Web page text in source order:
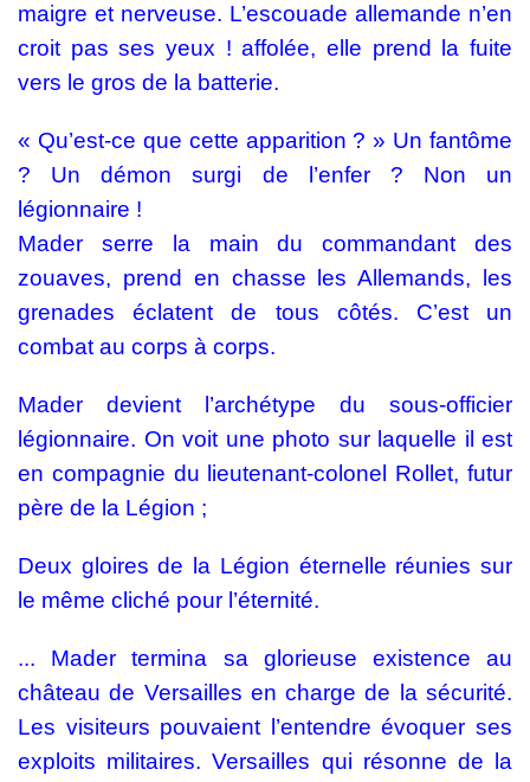
maigre et nerveuse. L’escouade allemande n’en
croit pas ses yeux ! affolée, elle prend la fuite
vers le gros de la batterie.
« Qu’est-ce que cette apparition ? » Un fantôme
? Un démon surgi de l’enfer ? Non un
légionnaire !
Mader serre la main du commandant des
zouaves, prend en chasse les Allemands, les
grenades éclatent de tous côtés. C’est un
combat au corps à corps.
Mader devient l’archétype du sous-officier
légionnaire. On voit une photo sur laquelle il est
en compagnie du lieutenant-colonel Rollet, futur
père de la Légion ;
Deux gloires de la Légion éternelle réunies sur
le même cliché pour l’éternité.
... Mader termina sa glorieuse existence au
château de Versailles en charge de la sécurité.
Les visiteurs pouvaient l’entendre évoquer ses
exploits militaires. Versailles qui résonne de la